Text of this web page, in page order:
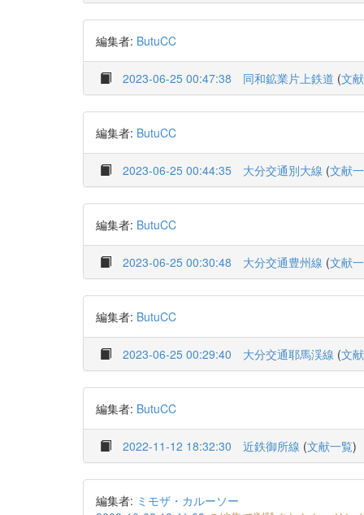
編集者: ButuCC
2023-06-25 00:47:38 同和鉱業片上鉄道 (文
編集者: ButuCC
2023-06-25 00:44:35 大分交通別大線 (文献
編集者: ButuCC
2023-06-25 00:30:48 大分交通豊州線 (文献
編集者: ButuCC
2023-06-25 00:29:40 大分交通耶馬渓線 (文
編集者: ButuCC
2022-11-12 18:32:30 近鉄御所線 (文献一覧)
編集者: ミモザ・カルーソー